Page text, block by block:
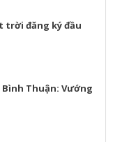
trời đăng ký đầu
Thuận: Vướng